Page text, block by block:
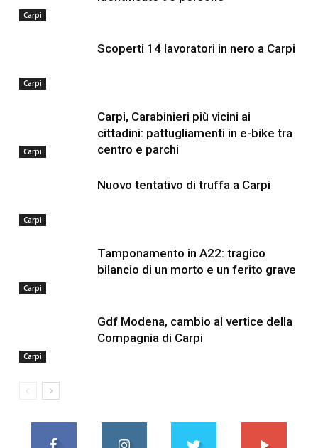
Carpi
Carpi
Scoperti 14 lavoratori in nero a Carpi
Carpi
Carpi, Carabinieri più vicini ai
cittadini: pattugliamenti in e-bike tra
centro e parchi
Carpi
Nuovo tentativo di truffa a Carpi
Carpi
Tamponamento in A22: tragico
bilancio di un morto e un ferito grave
Carpi
Gdf Modena, cambio al vertice della
Compagnia di Carpi